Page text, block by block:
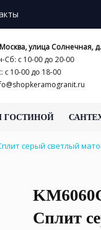
Москва, улица Солнечная,
Сб: с 10-00 до 20-00
с 10-00 до 18-00
ГОСТИНОЙ
серый светлый
Сплит